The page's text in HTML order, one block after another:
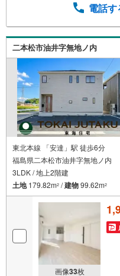
でもまずはお気軽
す。東海住宅 郡山
火・水）お電話での
ます。また、見学予
す。＝＝＝＝＝＝＝
電話す
二本松市油井字無地ノ内
東北本線 「安達」駅 徒歩6分
福島県二本松市油井字無地ノ内
3LDK / 地上2階建
土地179.82m2 /建物99.62m2
画像33枚